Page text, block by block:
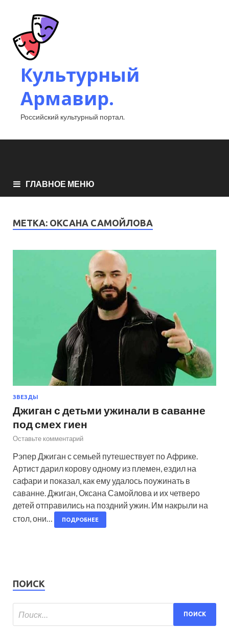
Культурный
Армавир.
Российский культурный портал.
ГЛАВНОЕ МЕНЮ
МЕТКА: ОКСАНА САМОЙЛОВА
ЗВЕЗДЫ
Джиган с детьми ужинали в саванне
под смех гиен
Оставьте комментарий
Рэпер Джиган с семьей путешествует по Африке.
Артист дарил корову одному из племен, ездил на
сафари и показал, как ему удалось поужинать в
саванне. Джиган, Оксана Самойлова и их четверо
детей отправились на поздний ужин. Им накрыли на
стол, они…
ПОДРОБНЕЕ
ПОИСК